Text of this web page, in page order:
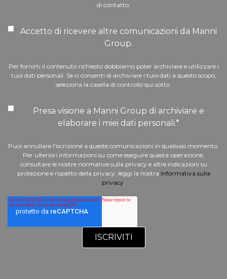
di contatto:
Accetto di ricevere altre comunicazioni da Manni
Group.
Per fornirti il contenuto richiesto dobbiamo poter archiviare e utilizzare i
tuoi dati personali. Se ci consenti di archiviare i tuoi dati a questo scopo,
seleziona la casella di controllo qui sotto.
Presa visione a Manni Group di archiviare e
elaborare i miei dati personali.*
Puoi annullare l'iscrizione a queste comunicazioni in qualsiasi momento.
Per ulteriori informazioni su come eseguire questa operazione,
consultare le nostre normative sulla privacy e altre indicazioni su
protezione e rispetto della privacy, leggi la nostra Informativa sulla
privacy